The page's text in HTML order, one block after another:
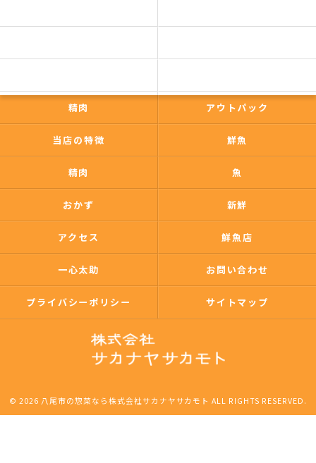
精肉 アウトパック
当店の特徴 鮮魚
精肉 魚
おかず 新鮮
アクセス 鮮魚店
一心太助 お問い合わせ
プライバシーポリシー サイトマップ
© 2026 八尾市の惣菜なら株式会社サカナヤサカモト ALL RIGHTS RESERVED.